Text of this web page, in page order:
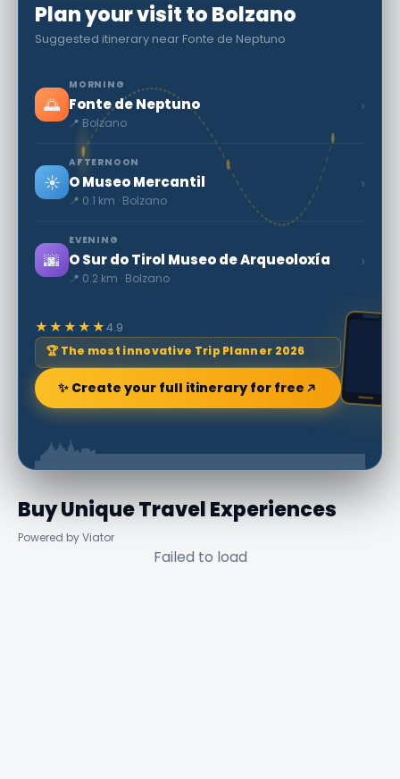
Plan your visit to Bolzano
Suggested itinerary near Fonte de Neptuno
🌅
MORNING
Fonte de Neptuno
📍 Bolzano
›
☀️
AFTERNOON
O Museo Mercantil
📍 0.1 km · Bolzano
›
🌆
EVENING
O Sur do Tirol Museo de Arqueoloxía
📍 0.2 km · Bolzano
›
★★★★★4.9
🏆 The most innovative Trip Planner 2026
✨ Create your full itinerary for free
Buy Unique Travel Experiences
Powered by Viator
Failed to load